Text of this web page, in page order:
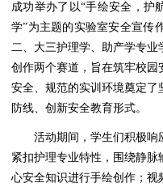
成功举办了以“手绘安全，护
学”为主题的实验室安全宣传
二、大三护理学、助产学专
创作两个赛道，旨在筑牢校
安全、规范的实训环境奠定
防线、创新安全教育形式。
活动期间，学生们积极响
紧扣护理专业特性，围绕静
心安全知识进行手绘创作；